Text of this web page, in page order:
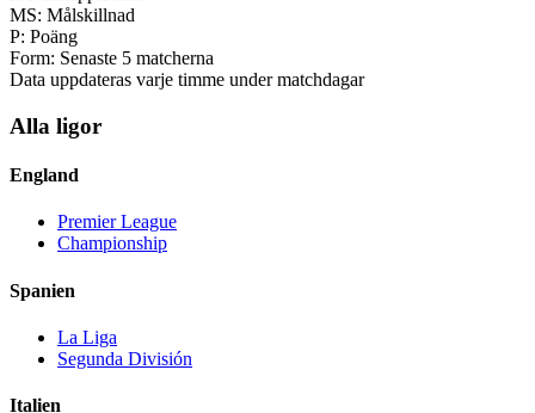
MS: Målskillnad
P: Poäng
Form: Senaste 5 matcherna
Data uppdateras varje timme under matchdagar
Alla ligor
England
Premier League
Championship
Spanien
La Liga
Segunda División
Italien